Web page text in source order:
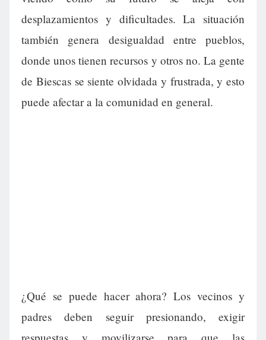
desplazamientos y dificultades. La situación
también genera desigualdad entre pueblos,
donde unos tienen recursos y otros no. La gente
de Biescas se siente olvidada y frustrada, y esto
puede afectar a la comunidad en general.
¿Qué se puede hacer ahora? Los vecinos y
padres deben seguir presionando, exigir